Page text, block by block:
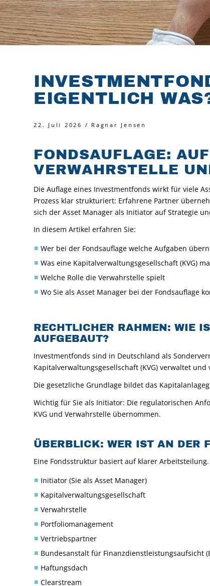
EIGENTLICH
22. Juli 2026 / Ragnar Jensen
FONDSAUFLAGE:
VERWAHRSTELLE
Die Auflage eines Investmentfonds wirkt für viele
Prozess klar strukturiert: Erfahrene Partner
sich der Asset Manager als Initiator auf Strategie
In diesem Artikel erfahren Sie:
Wer bei der Fondsauflage welche Aufgaben
Was eine Kapitalverwaltungsgesellschaft (KVG)
Welche Rolle die Verwahrstelle spielt
Wo Sie als Asset Manager bei der Fondsauflage
RECHTLICHER RAHMEN: WIE
AUFGEBAUT?
Investmentfonds sind in Deutschland als
Kapitalverwaltungsgesellschaft (KVG) verwaltet
Die gesetzliche Grundlage bildet das
Wichtig für Sie als Initiator: Die regulatorischen
KVG und Verwahrstelle übernommen.
ÜBERBLICK: WER IST AN DER
Eine Fondsstruktur basiert auf klarer
Initiator (Sie als Asset Manager)
Kapitalverwaltungsgesellschaft
Verwahrstelle
Portfoliomanagement
Vertriebspartner
Bundesanstalt für Finanzdienstleistungsaufsicht
Haftungsdach
Clearstream